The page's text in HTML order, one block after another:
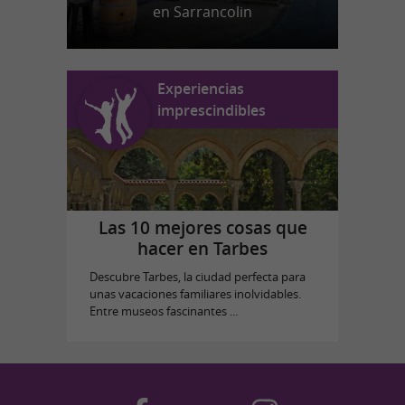
en Sarrancolin
Experiencias
imprescindibles
Las 10 mejores cosas que
hacer en Tarbes
Descubre Tarbes, la ciudad perfecta para
unas vacaciones familiares inolvidables.
Entre museos fascinantes ...